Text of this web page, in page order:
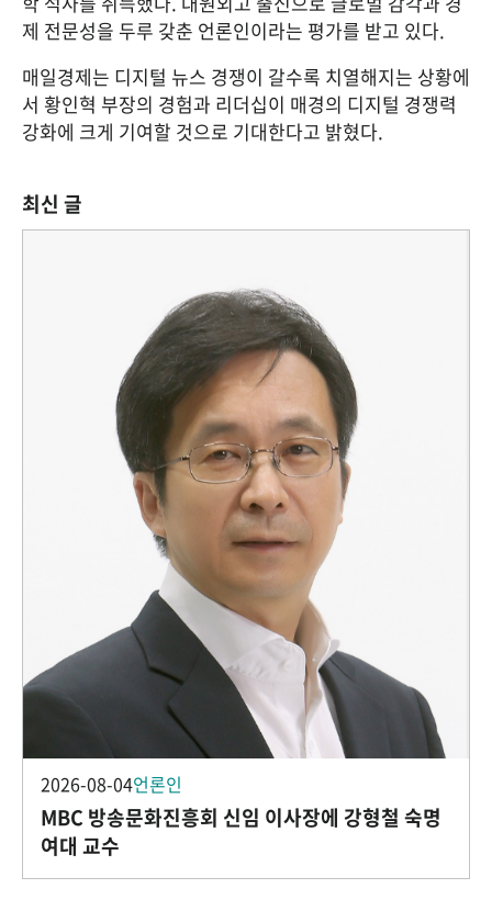
제 전문성을 두루 갖춘 언론인이라는 평가를 받고 있다.
매일경제는 디지털 뉴스 경쟁이 갈수록 치열해지는 상황에
서 황인혁 부장의 경험과 리더십이 매경의 디지털 경쟁력
강화에 크게 기여할 것으로 기대한다고 밝혔다.
최신 글
2026-08-04언론인
MBC 방송문화진흥회 신임 이사장에 강형철 숙명
여대 교수